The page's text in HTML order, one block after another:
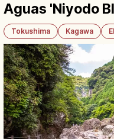
Aguas 'Niyodo
Tokushima Kagawa